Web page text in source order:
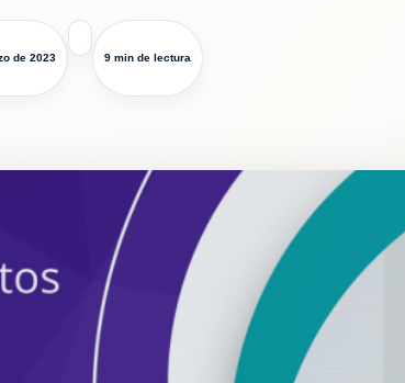
de 2023 9 min de lectura